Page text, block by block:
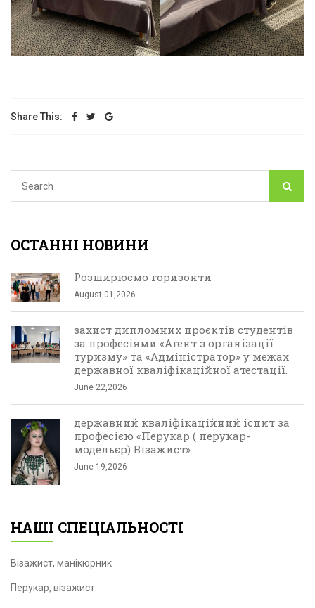
Share This:
ОСТАННІ НОВИНИ
Розширюємо горизонти
August 01,2026
захист дипломних проєктів студентів
за професіями «Агент з організації
туризму» та «Адміністратор» у межах
державної кваліфікаційної атестації.
June 22,2026
державний кваліфікаційний іспит за
професією «Перукар ( перукар-
модельєр) Візажист»
June 19,2026
НАШІ СПЕЦІАЛЬНОСТІ
Візажист, манікюрник
Перукар, візажист